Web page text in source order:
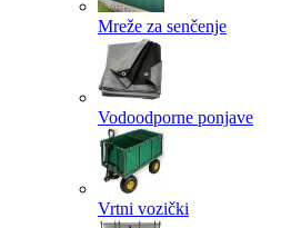
Mreže za senčenje
Vodoodporne ponjave
Vrtni vozički